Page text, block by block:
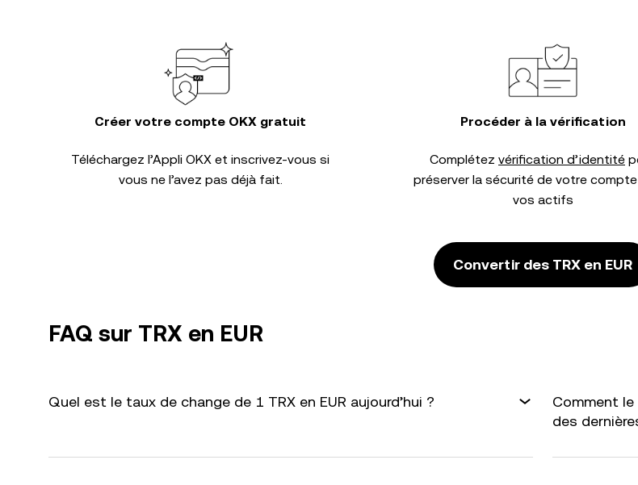
Créer votre compte OKX gratuit
Téléchargez l’Appli OKX et inscrivez-vous si
vous ne l’avez pas déjà fait.
Procéder à la vérification
Complétez vérification d’identité
préserver la sécurité de votre
vos actifs
Convertir des TRX en EUR
FAQ sur TRX en EUR
Quel est le taux de change de 1 TRX en EUR aujourd’hui ?
Comment
des